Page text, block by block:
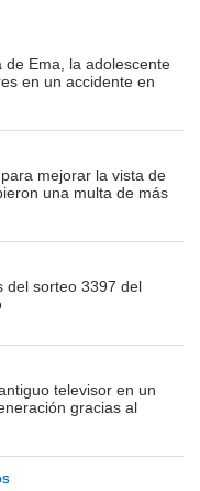
de Ema, la adolescente
en un accidente en
mejorar la vista de
una multa de más
del sorteo 3397 del
televisor en un
gracias al